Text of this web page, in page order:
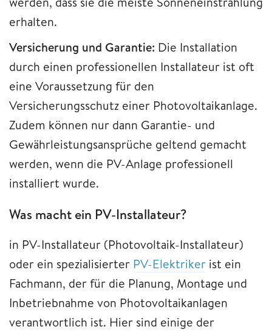
erhalten.
Versicherung und Garantie: Die Installation
durch einen professionellen Installateur ist oft
eine Voraussetzung für den
Versicherungsschutz einer Photovoltaikanlage.
Zudem können nur dann Garantie- und
Gewährleistungsansprüche geltend gemacht
werden, wenn die PV-Anlage professionell
installiert wurde.
Was macht ein PV-Installateur?
in PV-Installateur (Photovoltaik-Installateur)
oder ein spezialisierter PV-Elektriker ist ein
Fachmann, der für die Planung, Montage und
Inbetriebnahme von Photovoltaikanlagen
verantwortlich ist. Hier sind einige der